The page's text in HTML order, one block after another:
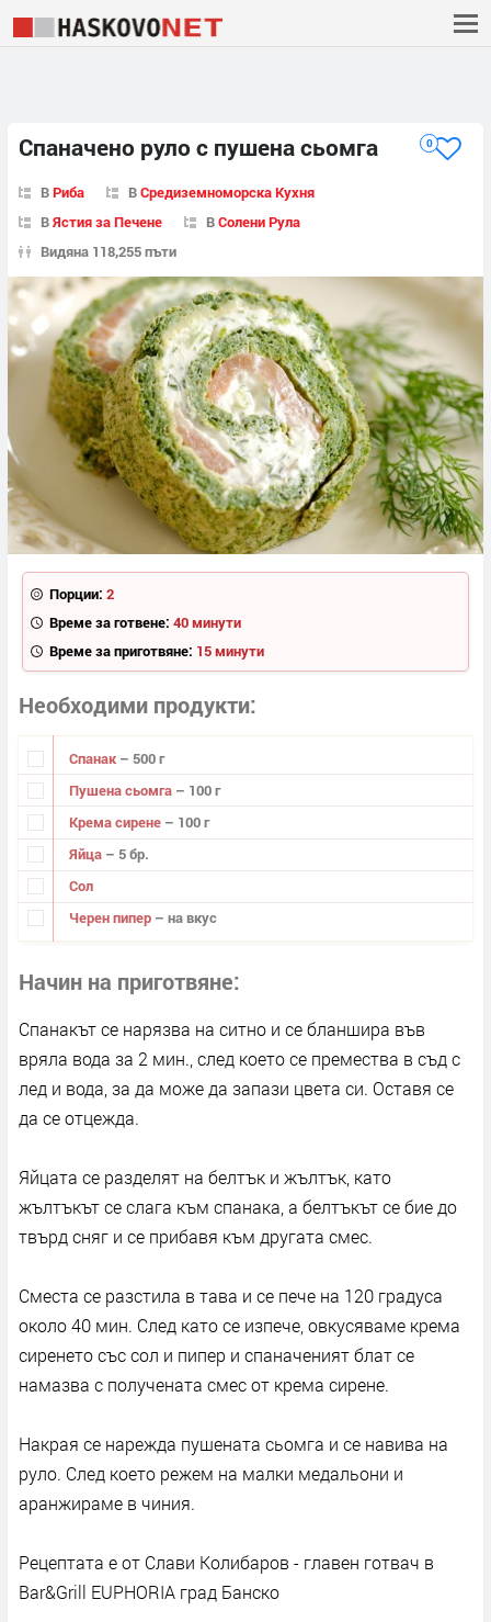
Спаначено руло с пушена сьомга 0
ВРиба ВСредиземноморска Кухня
ВЯстия за Печене ВСолени Рула
Видяна 118,255 пъти
Порции: 2
Време за готвене: 40 минути
Време за приготвяне: 15 минути
Необходими продукти
Спанак – 500 г
Пушена сьомга – 100 г
Крема сирене – 100 г
Яйца – 5 бр.
Сол
Черен пипер – на вкус
Начин на приготвяне
Спанакът се нарязва на ситно и се бланшира във
вряла вода за 2 мин., след което се премества в съд с
лед и вода, за да може да запази цвета си. Оставя се
да се отцежда.
Яйцата се разделят на белтък и жълтък, като
жълтъкът се слага към спанака, а белтъкът се бие до
твърд сняг и се прибавя към другата смес.
Сместа се разстила в тава и се пече на 120 градуса
около 40 мин. След като се изпече, овкусяваме крема
сиренето със сол и пипер и спаначеният блат се
намазва с получената смес от крема сирене.
Накрая се нарежда пушената сьомга и се навива на
руло. След което режем на малки медальони и
аранжираме в чиния.
Рецептата е от Слави Колибаров - главен готвач в
Bar&Grill EUPHORIA град Банско